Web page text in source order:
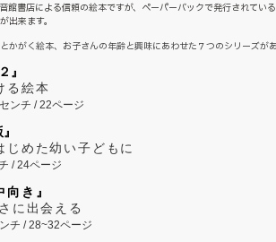
館書店による信頼の絵本ですが、ペーパーバックで発行されてい
出来ます。
かがく絵本、お子さんの年齢と興味にあわせた７つのシリーズが
』
る絵本
ンチ / 22ページ
じめた幼い子どもに
/ 24ページ
向き』
に出会える
チ / 28~32ページ